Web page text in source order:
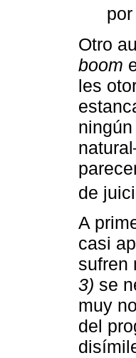
Otro
boom
les
de
A
casi
sufren
3) se
muy
del